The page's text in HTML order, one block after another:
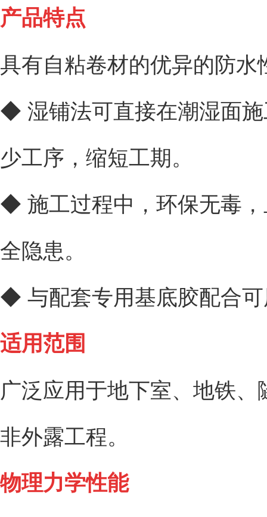
产品特点
具有自粘卷材的优异的防水
◆ 湿铺法可直接在潮湿面
少工序，缩短工期。
◆ 施工过程中，环保无毒
全隐患。
◆ 与配套专用基底胶配合
适用范围
广泛应用于地下室、地铁
非外露工程。
物理力学性能